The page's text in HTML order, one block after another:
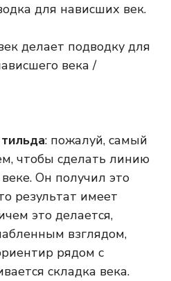
для нависших век.
делает подводку для
века /
: пожалуй, самый
чтобы сделать линию
Он получил это
результат имеет
это делается,
взглядом,
рядом с
складка века.